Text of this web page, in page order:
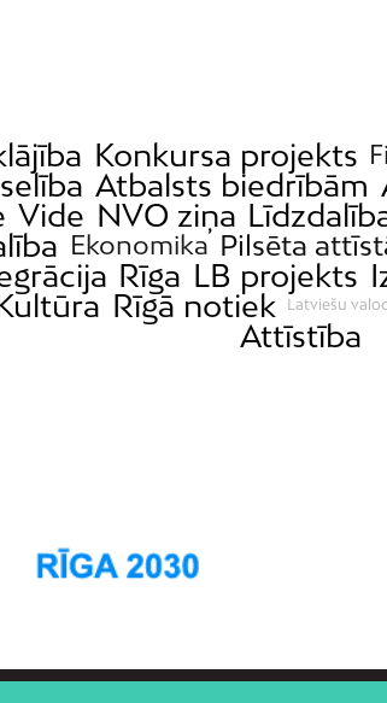
Konkursa projekts
Atbalsts biedrībām
Vide NVO ziņa
Ekonomika Pilsēta
Rīga LB projekts
Rīgā notiek Latviešu
Attīstība